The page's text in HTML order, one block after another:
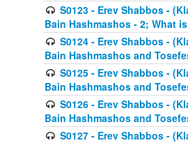
S0123 - Erev Shabbos -
Bain Hashmashos - 2; What
S0124 - Erev Shabbos -
Bain Hashmashos and
S0125 - Erev Shabbos -
Bain Hashmashos and
S0126 - Erev Shabbos -
Bain Hashmashos and
S0127 - Erev Shabbos -